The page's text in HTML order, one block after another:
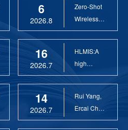
6
2026.8
Zero-Shot
Wireless
Sensor
16
2026.7
HLMIS:A
high
Resolution
14
2026.7
Rui Yang,
Ercai Chen
and